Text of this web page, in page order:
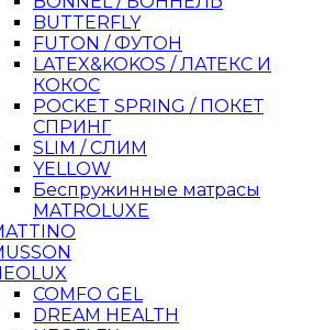
BUTTERFLY
FUTON / ФУТОН
LATEX&KOKOS / ЛАТЕКС И
КОКОС
POCKET SPRING / ПОКЕТ
СПРИНГ
SLIM / СЛИМ
YELLOW
Беспружинные матрасы
MATROLUXE
COMFO GEL
DREAM HEALTH